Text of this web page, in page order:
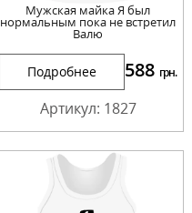
Мужская майка Я был
нормальным пока не встретил
Валю
Подробнее 588 грн.
Артикул: 1827